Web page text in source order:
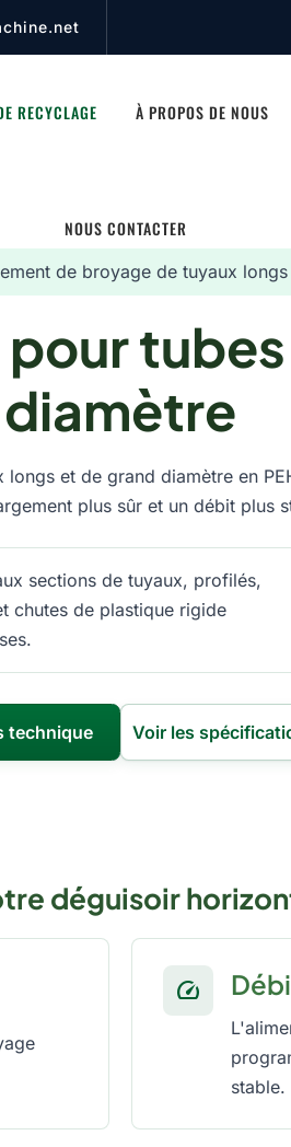
RECYCLAGE À PROPOS DE NOUS
NOUS CONTACTER
de broyage de tuyaux longs
tubes
diamètre
et de grand diamètre en
plus sûr et un débit plus
sections de tuyaux, profilés,
chutes de plastique rigide
technique Voir les
déguisoir
speed
stable.